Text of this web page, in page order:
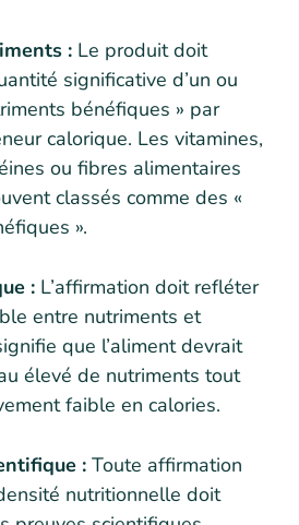
: Le produit doit
significative d’un ou
bénéfiques » par
calorique. Les vitamines,
ou fibres alimentaires
classés comme des «
».
: L’affirmation doit refléter
entre nutriments et
que l’aliment devrait
élevé de nutriments tout
faible en calories.
: Toute affirmation
nutritionnelle doit